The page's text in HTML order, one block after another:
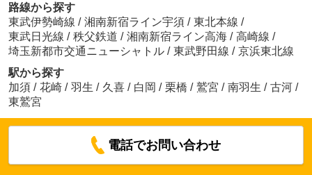
路線から探す
東武伊勢崎線 / 湘南新宿ライン宇須 / 東北本線 /
東武日光線 / 秩父鉄道 / 湘南新宿ライン高海 / 高崎線 /
埼玉新都市交通ニューシャトル / 東武野田線 / 京浜東北線
駅から探す
加須 / 花崎 / 羽生 / 久喜 / 白岡 / 栗橋 / 鷲宮 / 南羽生 / 古河 /
東鷲宮
電話でお問い合わせ